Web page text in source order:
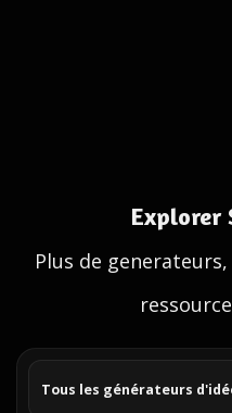
Explorer
Plus de
Tous les générateurs